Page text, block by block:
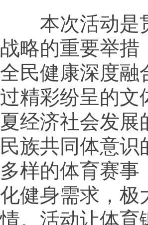
本次活动是
战略的重要举措
全民健康深度融
过精彩纷呈的文
夏经济社会发展
民族共同体意识
多样的体育赛事
化健身需求，极
情。活动让体育